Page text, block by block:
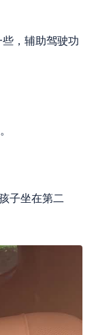
，辅助驾驶功
子坐在第二